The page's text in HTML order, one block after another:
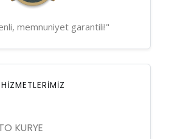
memnuniyet garantili!"
HIZMETLERIMIZ
KURYE